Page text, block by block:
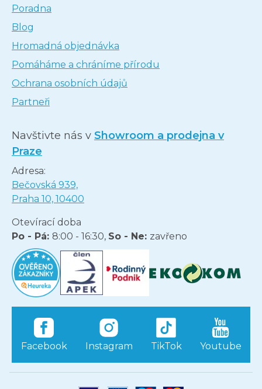
Poradna
Blog
Hromadná objednávka
Pomáháme a chráníme přírodu
Ochrana osobních údajů
Partneři
Navštivte nás v Showroom a prodejna v
Praze
Adresa:
Bečovská 939,
Praha 10, 10400
Otevírací doba
Po - Pá: 8:00 - 16:30, So - Ne: zavřeno
Facebook Instagram TikTok Youtube